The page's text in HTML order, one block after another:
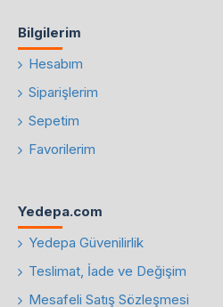
Bilgilerim
Hesabım
Siparişlerim
Sepetim
Favorilerim
Yedepa.com
Yedepa Güvenilirlik
Teslimat, İade ve Değişim
Mesafeli Satış Sözleşmesi